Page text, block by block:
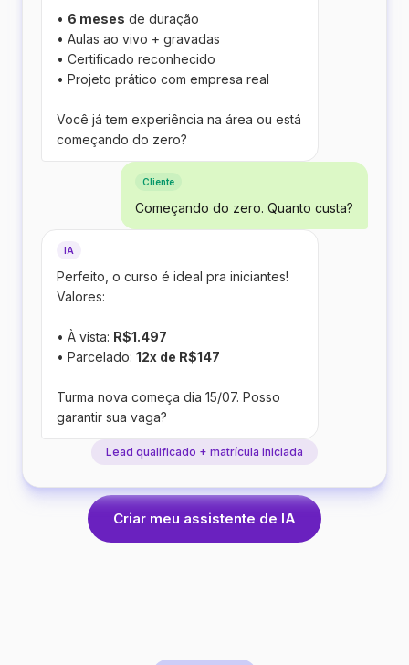
• 6 meses de duração
• Aulas ao vivo + gravadas
• Certificado reconhecido
• Projeto prático com empresa real
Você já tem experiência na área ou está
começando do zero?
Cliente
Começando do zero. Quanto custa?
IA
Perfeito, o curso é ideal pra iniciantes!
Valores:
• À vista: R$1.497
• Parcelado: 12x de R$147
Turma nova começa dia 15/07. Posso
garantir sua vaga?
Lead qualificado + matrícula iniciada
Criar meu assistente de IA